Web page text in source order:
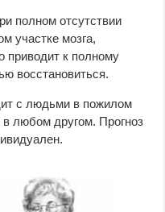
полном отсутствии
участке мозга,
приводит к полному
восстановиться.
с людьми в пожилом
в любом другом. Прогноз